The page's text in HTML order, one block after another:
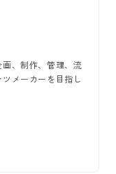
画、制作、管理、流
メーカーを目指し